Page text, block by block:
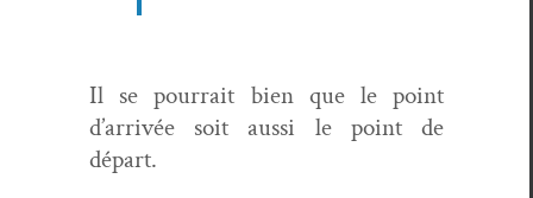
Il se pour­rait bien que le point
d’arrivée soit aus­si le point de
départ.